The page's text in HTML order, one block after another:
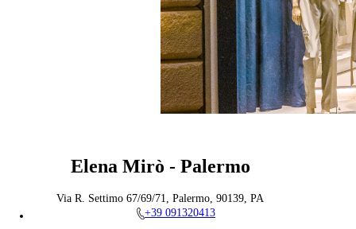
Elena Mirò - Palermo
Via R. Settimo 67/69/71, Palermo, 90139, PA
+39 091320413